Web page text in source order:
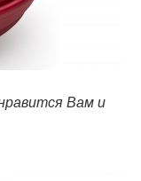
Вам и